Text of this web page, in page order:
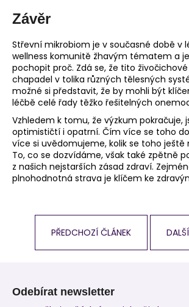
Závěr
Střevní mikrobiom je v současné době v
wellness komunitě žhavým tématem a
pochopit proč. Zdá se, že tito
chapadel v tolika různých tělesných
možné si představit, že by mohli být
léčbě celé řady těžko řešitelných
Vzhledem k tomu, že výzkum pokračuje,
optimističtí i opatrní. Čím více se toho
více si uvědomujeme, kolik se toho
To, co se dozvídáme, však také zpětně
z našich nejstarších zásad zdraví.
plnohodnotná strava je klíčem ke
PŘEDCHOZÍ ČLÁNEK
Odebírat newsletter